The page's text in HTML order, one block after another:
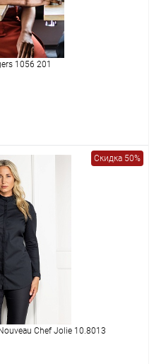
1056 201
Скидка 50%
Chef Jolie 10.8013